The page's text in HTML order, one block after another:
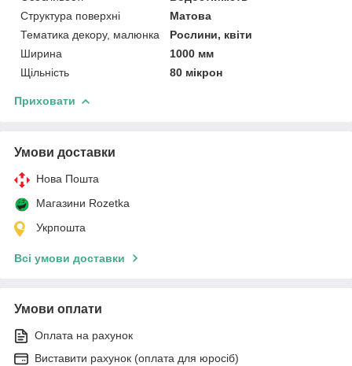
Структура поверхні
Матова
Тематика декору, малюнка
Рослини, квіти
Ширина
1000 мм
Щільність
80 мікрон
Приховати
Умови доставки
Нова Пошта
Магазини Rozetka
Укрпошта
Всі умови доставки
Умови оплати
Оплата на рахунок
Виставити рахунок (оплата для юросіб)